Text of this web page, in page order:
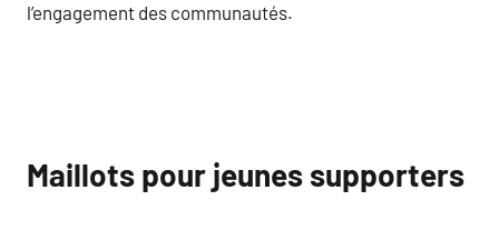
l’engagement des communautés.
Maillots pour jeunes supporters